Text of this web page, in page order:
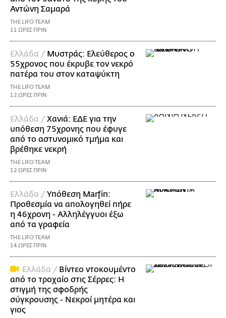
Αντώνη Σαμαρά
THE LIFO TEAM
11 ΩΡΕΣ ΠΡΙΝ
Ελλάδα / Μυστράς: Ελεύθερος ο
55χρονος που έκρυβε τον νεκρό
πατέρα του στον καταψύκτη
THE LIFO TEAM
12 ΩΡΕΣ ΠΡΙΝ
Ελλάδα / Χανιά: ΕΔΕ για την
υπόθεση 75χρονης που έφυγε
από το αστυνομικό τμήμα και
βρέθηκε νεκρή
THE LIFO TEAM
12 ΩΡΕΣ ΠΡΙΝ
Ελλάδα /Υπόθεση Marfin:
Προθεσμία να απολογηθεί πήρε
η 46χρονη - Αλληλέγγυοι έξω
από τα γραφεία
THE LIFO TEAM
14 ΩΡΕΣ ΠΡΙΝ
Ελλάδα / Βίντεο ντοκουμέντο
από το τροχαίο στις Σέρρες: Η
στιγμή της σφοδρής
σύγκρουσης - Νεκροί μητέρα και
γιος